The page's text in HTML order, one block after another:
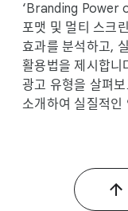
d
u
l
e
‘Branding Power
포맷 및 멀티 스크
효과를 분석하고,
활용법을 제시합니
광고 유형을 살펴
소개하여 실질적인